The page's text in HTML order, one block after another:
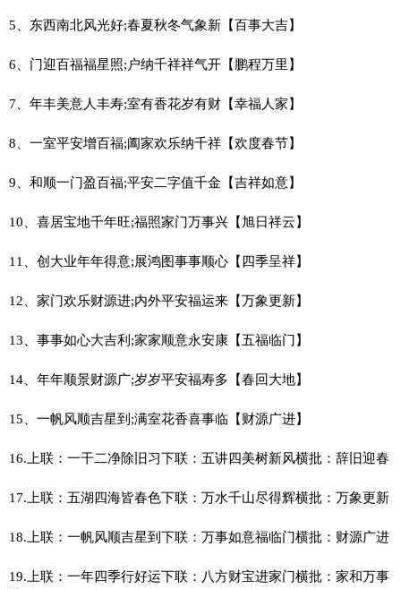
5、东西南北风光好;春夏秋冬气象新【百事大吉】
6、门迎百福福星照;户纳千祥祥气开【鹏程万里】
7、年丰美意人丰寿;室有香花岁有财【幸福人家】
8、一室平安增百福;阖家欢乐纳千祥【欢度春节】
9、和顺一门盈百福;平安二字值千金【吉祥如意】
10、喜居宝地千年旺;福照家门万事兴【旭日祥云】
11、创大业年年得意;展鸿图事事顺心【四季呈祥】
12、家门欢乐财源进;内外平安福运来【万象更新】
13、事事如心大吉利;家家顺意永安康【五福临门】
14、年年顺景财源广;岁岁平安福寿多【春回大地】
15、一帆风顺吉星到;满室花香喜事临【财源广进】
16.上联：一干二净除旧习下联：五讲四美树新风横批：辞旧迎春
17.上联：五湖四海皆春色下联：万水千山尽得辉横批：万象更新
18.上联：一帆风顺吉星到下联：万事如意福临门横批：财源广进
19.上联：一年四季行好运下联：八方财宝进家门横批：家和万事